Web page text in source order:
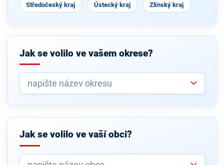
Středočeský kraj Ústecký kraj Zlínský kraj
Jak se volilo ve vašem okrese?
Jak se volilo ve vaší obci?